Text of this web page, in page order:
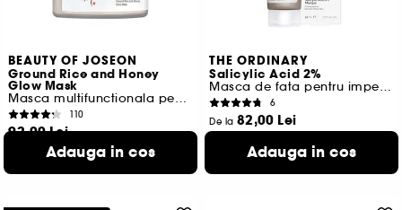
BEAUTY OF JOSEON
Ground Rice and Honey
Glow Mask
Masca multifunctionala pentru stralucire
110
92,00 Lei
61,33 Lei /100ml
Adauga in cos
THE ORDINARY
Salicylic Acid 2%
Masca de fata pentru imperfectiuni
6
De la 82,00 Lei
164,00 Lei
2 variante disponibile
Adauga in cos